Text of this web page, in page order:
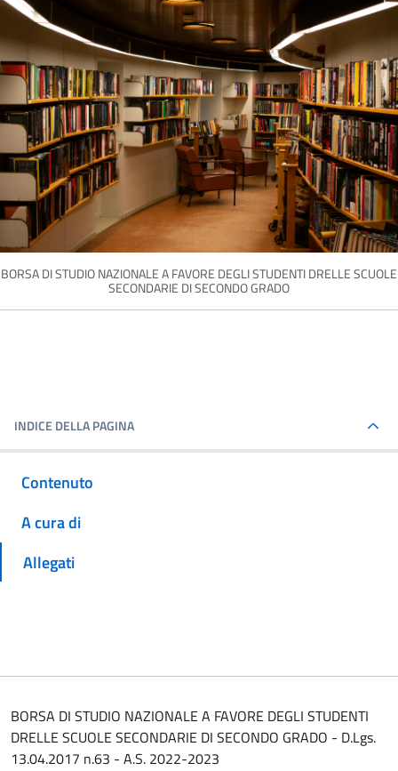
BORSA DI STUDIO NAZIONALE A FAVORE DEGLI STUDENTI DRELLE SCUOLE
SECONDARIE DI SECONDO GRADO
INDICE DELLA PAGINA
Contenuto
A cura di
Allegati
BORSA DI STUDIO NAZIONALE A FAVORE DEGLI STUDENTI
DRELLE SCUOLE SECONDARIE DI SECONDO GRADO - D.Lgs.
13.04.2017 n.63 - A.S. 2022-2023